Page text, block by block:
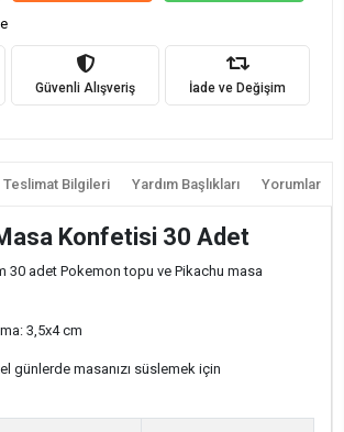
Güvenli Alışveriş İade ve Değişim
Teslimat Bilgileri Yardım Başlıkları Yorumlar
Konfetisi 30 Adet
30 adet Pokemon topu ve Pikachu masa
3,5x4 cm
günlerde masanızı süslemek için